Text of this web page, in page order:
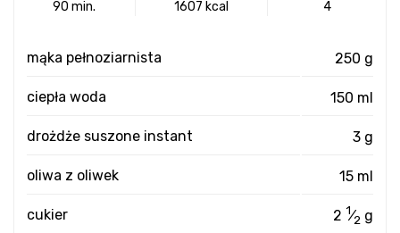
90 min. 1607 kcal 4
mąka pełnoziarnista 250 g
ciepła woda 150 ml
drożdże suszone instant 3 g
oliwa z oliwek 15 ml
cukier 2 1⁄2 g